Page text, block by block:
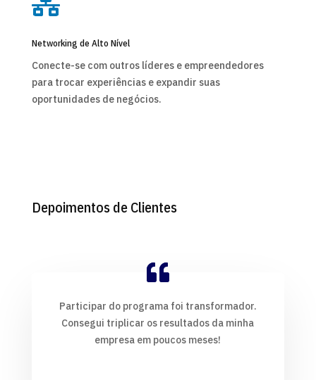

Networking de Alto Nível
Conecte-se com outros líderes e empreendedores
para trocar experiências e expandir suas
oportunidades de negócios.
Depoimentos de Clientes
Participar do programa foi transformador.
Consegui triplicar os resultados da minha
empresa em poucos meses!